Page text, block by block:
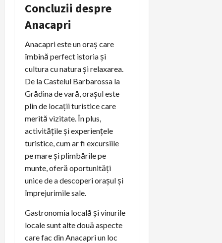
Concluzii despre
Anacapri
Anacapri este un oraș care
îmbină perfect istoria și
cultura cu natura și relaxarea.
De la Castelul Barbarossa la
Grădina de vară, orașul este
plin de locații turistice care
merită vizitate. În plus,
activitățile și experiențele
turistice, cum ar fi excursiile
pe mare și plimbările pe
munte, oferă oportunități
unice de a descoperi orașul și
împrejurimile sale.
Gastronomia locală și vinurile
locale sunt alte două aspecte
care fac din Anacapri un loc